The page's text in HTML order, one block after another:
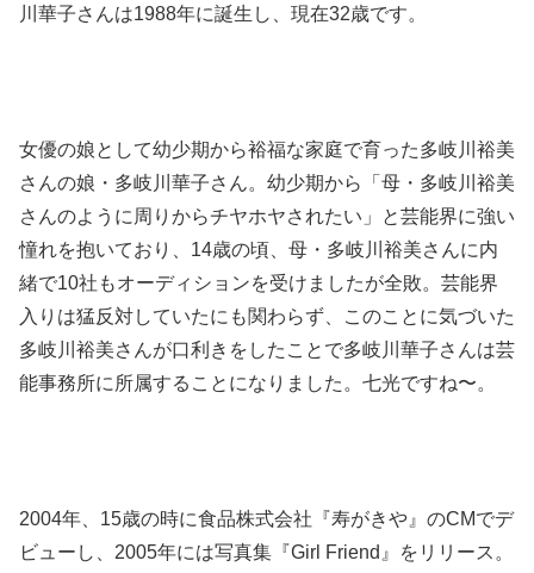
川華子さんは1988年に誕生し、現在32歳です。
女優の娘として幼少期から裕福な家庭で育った多岐川裕美
さんの娘・多岐川華子さん。幼少期から「母・多岐川裕美
さんのように周りからチヤホヤされたい」と芸能界に強い
憧れを抱いており、14歳の頃、母・多岐川裕美さんに内
緒で10社もオーディションを受けましたが全敗。芸能界
入りは猛反対していたにも関わらず、このことに気づいた
多岐川裕美さんが口利きをしたことで多岐川華子さんは芸
能事務所に所属することになりました。七光ですね〜。
2004年、15歳の時に食品株式会社『寿がきや 』のCMでデ
ビューし、2005年には写真集『Girl Friend』をリリース。